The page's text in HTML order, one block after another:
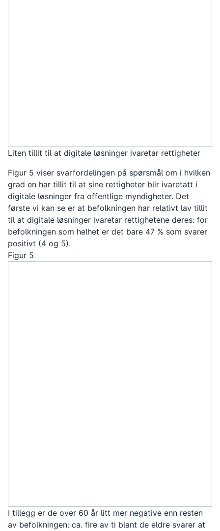
Liten tillit til at digitale løsninger ivaretar rettigheter
Figur 5 viser svarfordelingen på spørsmål om i hvilken
grad en har tillit til at sine rettigheter blir ivaretatt i
digitale løsninger fra offentlige myndigheter. Det
første vi kan se er at befolkningen har relativt lav tillit
til at digitale løsninger ivaretar rettighetene deres: for
befolkningen som helhet er det bare 47 % som svarer
positivt (4 og 5).
Figur 5
I tillegg er de over 60 år litt mer negative enn resten
av befolkningen: ca. fire av ti blant de eldre svarer at